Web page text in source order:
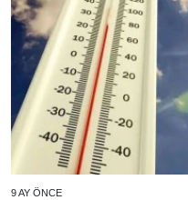
9 AY ÖNCE